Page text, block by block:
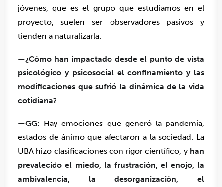
jóvenes, que es el grupo que estudiamos en el
proyecto, suelen ser observadores pasivos y
tienden a naturalizarla.
—¿Cómo han impactado desde el punto de vista
psicológico y psicosocial el confinamiento y las
modificaciones que sufrió la dinámica de la vida
cotidiana?
—GG: Hay emociones que generó la pandemia,
estados de ánimo que afectaron a la sociedad. La
UBA hizo clasificaciones con rigor científico, y han
prevalecido el miedo, la frustración, el enojo, la
ambivalencia, la desorganización, el